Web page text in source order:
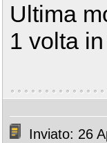
Ultima
1 volta
Inviato: 26